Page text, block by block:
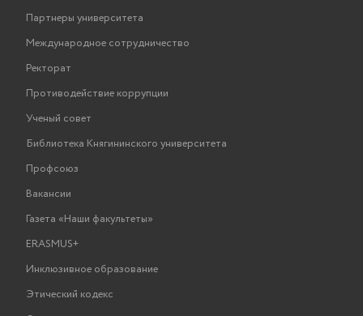
Партнеры университета
Международное сотрудничество
Ректорат
Противодействие коррупции
Ученый совет
Библиотека Княгининского университета
Профсоюз
Вакансии
Газета «Наши факультеты»
ERASMUS+
Инклюзивное образование
Этический кодекс